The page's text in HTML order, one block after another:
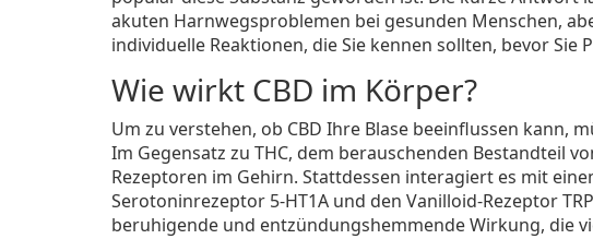
akuten Harnwegsproblemen bei gesunden Menschen,
individuelle Reaktionen, die Sie kennen sollten, bevor Sie
Wie wirkt CBD im Körper?
Um zu verstehen, ob CBD Ihre Blase beeinflussen kann,
Im Gegensatz zu THC, dem berauschenden Bestandteil
Rezeptoren im Gehirn. Stattdessen interagiert es mit
Serotoninrezeptor 5-HT1A und den Vanilloid-Rezeptor
beruhigende und entzündungshemmende Wirkung, die